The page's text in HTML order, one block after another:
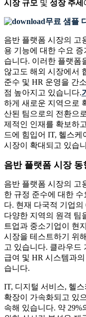
시장 규모 및 성장 추세
무료 샘플
음반 플랫폼 시장의 고
용 기능에 대한 수요
습니다. 이러한 플랫폼
않고도 해외 시장에서
준수 및 HR 운영을 간
점 높아지고 있습니다.
하게 새로운 지역으로
산된 팀으로의 전환으
제적인 인재를 확보하
드에 힘입어 IT, 헬스케
시장이 확대되고 있습
음반 플랫폼 시장 동
음반 플랫폼 시장의 고
한 규정 준수에 대한
다. 현재 다국적 기업의
다양한 지역의 원격 팀
트업과 중소기업이 현
시장을 테스트하기 위
고 있습니다. 클라우드
급여 및 HR 시스템과
습니다.
IT, 디지털 서비스, 헬
확장이 가속화되고 있
속해 있습니다. 약